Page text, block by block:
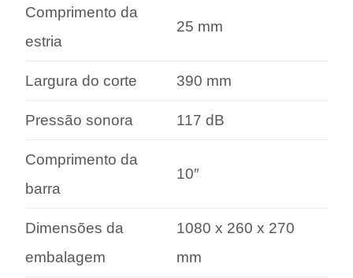
Comprimento da
estria
25 mm
Largura do corte 390 mm
Pressão sonora 117 dB
Comprimento da
barra
10″
Dimensões da
embalagem
1080 x 260 x 270
mm